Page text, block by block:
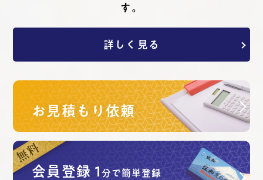
す。
詳しく見る
お見積もり依頼
会員登録 1 分で簡単登録